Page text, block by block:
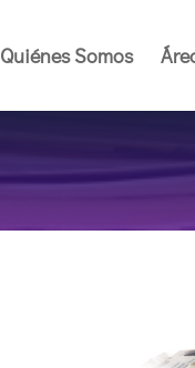
Quiénes Somos